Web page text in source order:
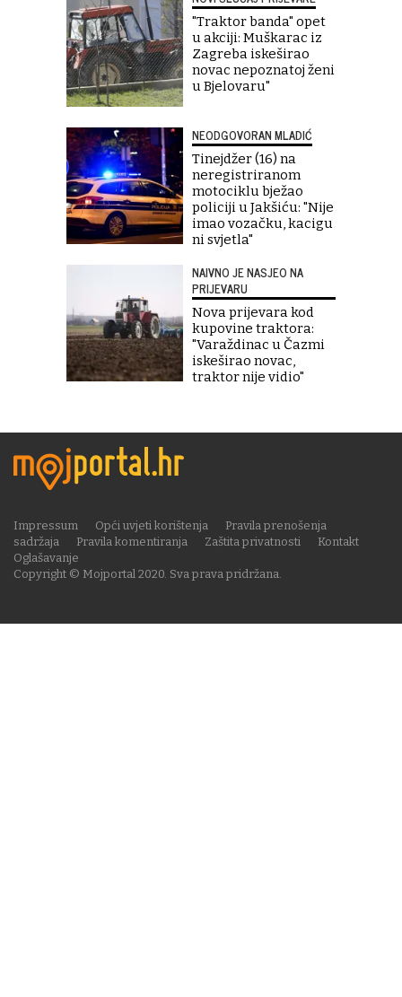
"Traktor banda" opet
u akciji: Muškarac iz
Zagreba iskeširao
novac nepoznatoj ženi
u Bjelovaru"
NEODGOVORAN MLADIĆ
Tinejdžer (16) na
neregistriranom
motociklu bježao
policiji u Jakšiću: "Nije
imao vozačku, kacigu
ni svjetla"
NAIVNO JE NASJEO NA
PRIJEVARU
Nova prijevara kod
kupovine traktora:
"Varaždinac u Čazmi
iskeširao novac,
traktor nije vidio"
Copyright © Mojportal 2020. Sva prava pridržana.
Impressum Opći uvjeti korištenja
Pravila prenošenja
sadržaja
Pravila komentiranja Zaštita privatnosti
Kontakt
Oglašavanje